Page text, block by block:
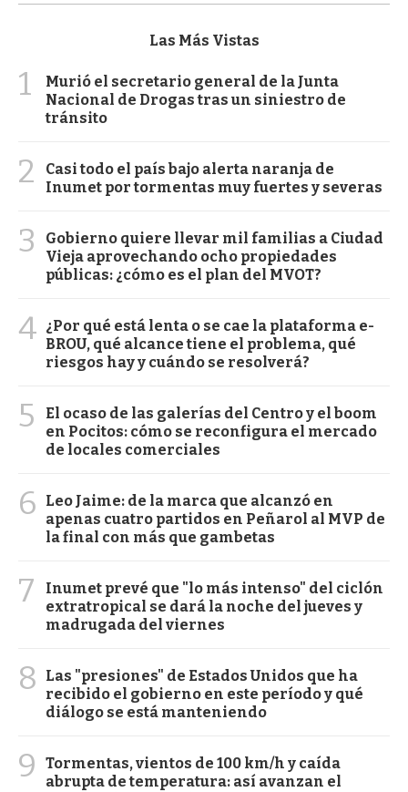
Las Más Vistas
1
Murió el secretario general de la Junta
Nacional de Drogas tras un siniestro de
tránsito
2
Casi todo el país bajo alerta naranja de
Inumet por tormentas muy fuertes y severas
3
Gobierno quiere llevar mil familias a Ciudad
Vieja aprovechando ocho propiedades
públicas: ¿cómo es el plan del MVOT?
4 ¿Por qué está lenta o se cae la plataforma e-
BROU, qué alcance tiene el problema, qué
riesgos hay y cuándo se resolverá?
5
El ocaso de las galerías del Centro y el boom
en Pocitos: cómo se reconfigura el mercado
de locales comerciales
6
Leo Jaime: de la marca que alcanzó en
apenas cuatro partidos en Peñarol al MVP de
la final con más que gambetas
7
Inumet prevé que "lo más intenso" del ciclón
extratropical se dará la noche del jueves y
madrugada del viernes
8
Las "presiones" de Estados Unidos que ha
recibido el gobierno en este período y qué
diálogo se está manteniendo
9
Tormentas, vientos de 100 km/h y caída
abrupta de temperatura: así avanzan el